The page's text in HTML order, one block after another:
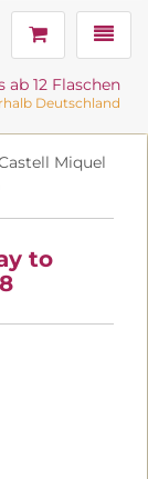
ab 12 Flaschen
Deutschland
Miquel
to